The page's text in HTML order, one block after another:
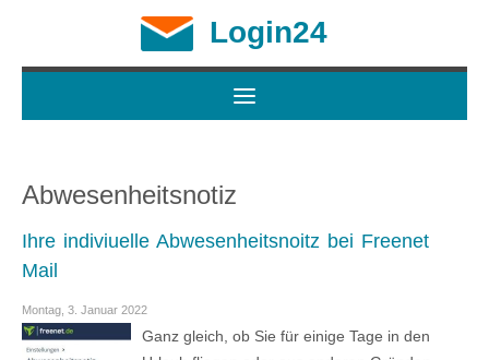
Login24
Abwesenheitsnotiz
Ihre indiviuelle Abwesenheitsnoitz bei Freenet
Mail
Montag, 3. Januar 2022
Ganz gleich, ob Sie für einige Tage in den